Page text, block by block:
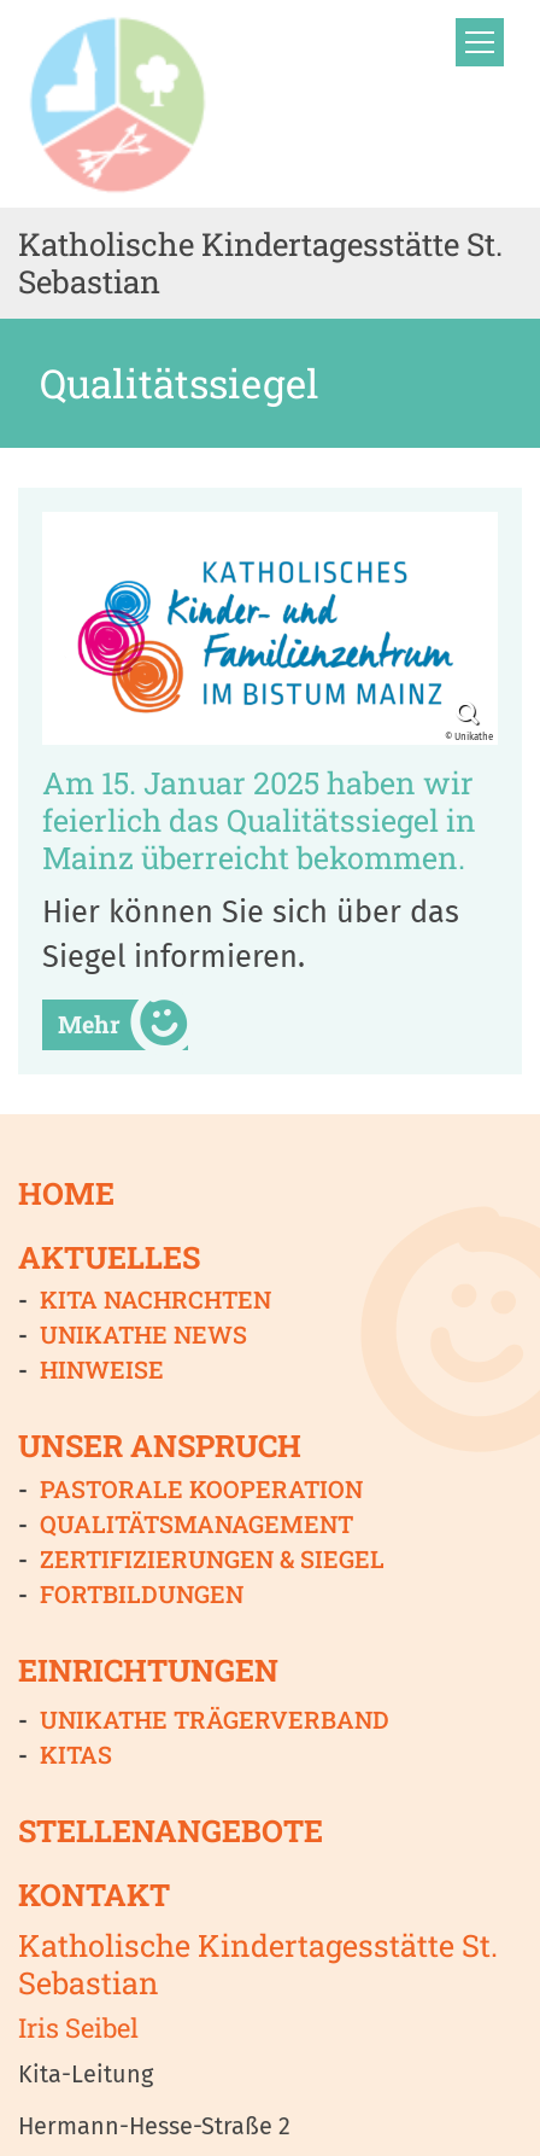
Zum Inhalt springen
Katholische Kindertagesstätte St.
Sebastian
Qualitätssiegel
© Unikathe
Am 15. Januar 2025 haben wir
feierlich das Qualitätssiegel in
Mainz überreicht bekommen.
Hier können Sie sich über das
Siegel informieren.
Mehr
HOME
AKTUELLES
KITA NACHRCHTEN
UNIKATHE NEWS
HINWEISE
UNSER ANSPRUCH
PASTORALE KOOPERATION
QUALITÄTSMANAGEMENT
ZERTIFIZIERUNGEN & SIEGEL
FORTBILDUNGEN
EINRICHTUNGEN
UNIKATHE TRÄGERVERBAND
KITAS
STELLENANGEBOTE
KONTAKT
Katholische Kindertagesstätte St.
Sebastian
Iris Seibel
Kita-Leitung
Hermann-Hesse-Straße 2